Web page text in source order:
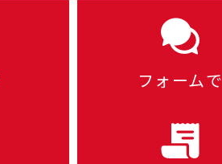
フォームで